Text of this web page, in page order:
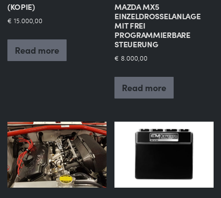
(KOPIE)
€ 15.000,00
Read more
MAZDA MX5
EINZELDROSSELANLAGE
MIT FREI
PROGRAMMIERBARE
STEUERUNG
€ 8.000,00
Read more